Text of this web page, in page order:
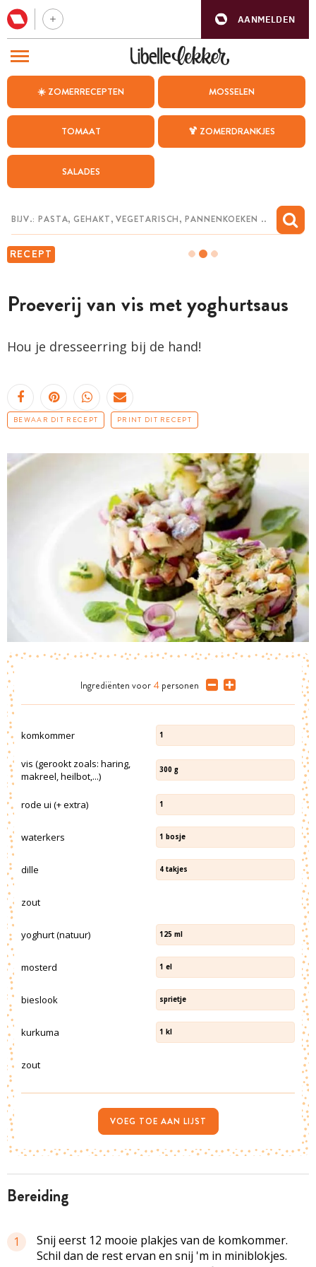
AANMELDEN
☀️ ZOMERRECEPTEN MOSSELEN
TOMAAT 🍹 ZOMERDRANKJES
SALADES
RECEPT
Proeverij van vis met yoghurtsaus
Hou je dresseerring bij de hand!
BEWAAR DIT RECEPT PRINT DIT RECEPT
bereiding
1
Snij eerst 12 mooie plakjes van de komkommer.
Schil dan de rest ervan en snij 'm in miniblokjes.
Ingrediënten voor 4 personen
komkommer 1
vis (gerookt zoals: haring,
makreel, heilbot,...)
300 g
rode ui (+ extra) 1
waterkers 1 bosje
dille 4 takjes
zout
yoghurt (natuur) 125 ml
mosterd 1 el
bieslook sprietje
kurkuma 1 kl
zout
VOEG TOE AAN LIJST
BEZOEK ONZE ANDERE WEBSITES
WEEKMENU
CHAT MET MAIA
MIJN BEWAARDE RECEPTEN